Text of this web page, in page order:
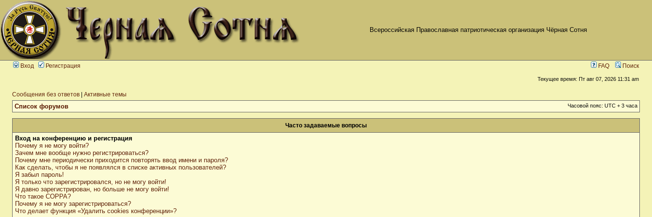
Всероссийская Православная патриотическая организация Чёрная Сотня
Вход Регистрация FAQ Поиск
Текущее время: Пт авг 07, 2026 11:31 am
Сообщения без ответов Активные темы
Список форумов Часовой пояс: UTC + 3 часа
Часто задаваемые вопросы
Вход на конференцию и регистрация
Почему я не могу войти?
Зачем мне вообще нужно регистрироваться?
Почему мне периодически приходится повторять ввод имени и пароля?
Как сделать, чтобы я не появлялся в списке активных пользователей?
Я забыл пароль!
Я только что зарегистрировался, но не могу войти!
Я давно зарегистрирован, но больше не могу войти!
Что такое COPPA?
Почему я не могу зарегистрироваться?
Что делает функция «Удалить cookies конференции»?